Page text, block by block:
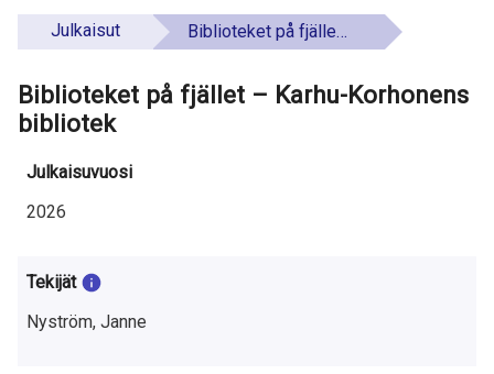
t
o
a
t
u
t
Julkaisut Biblioteket på fjället – Karhu-Korhonens bibliotek
Biblioteket på fjället – Karhu-Korhonens
bibliotek
Julkaisuvuosi
2026
Tekijät
Nyström, Janne